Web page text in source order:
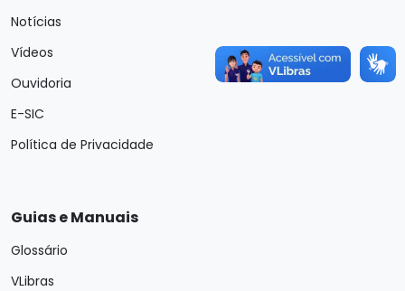
Notícias
Vídeos
Ouvidoria
E-SIC
Política de Privacidade
Guias e Manuais
Glossário
VLibras